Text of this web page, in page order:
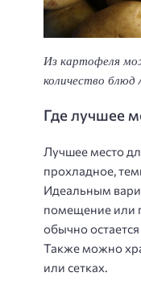
Из картофеля
количество
Где лучшее
Лучшее место
прохладное,
Идеальным
помещение или
обычно
Также можно
или сетках.